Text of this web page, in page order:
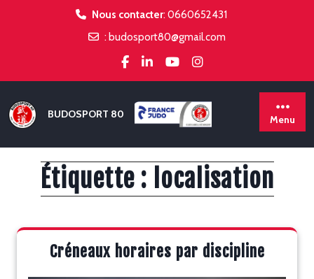
Nous contacter: 0660652431
: budosport80@gmail.com
BUDOSPORT 80 Menu
Étiquette : localisation
Créneaux horaires par discipline